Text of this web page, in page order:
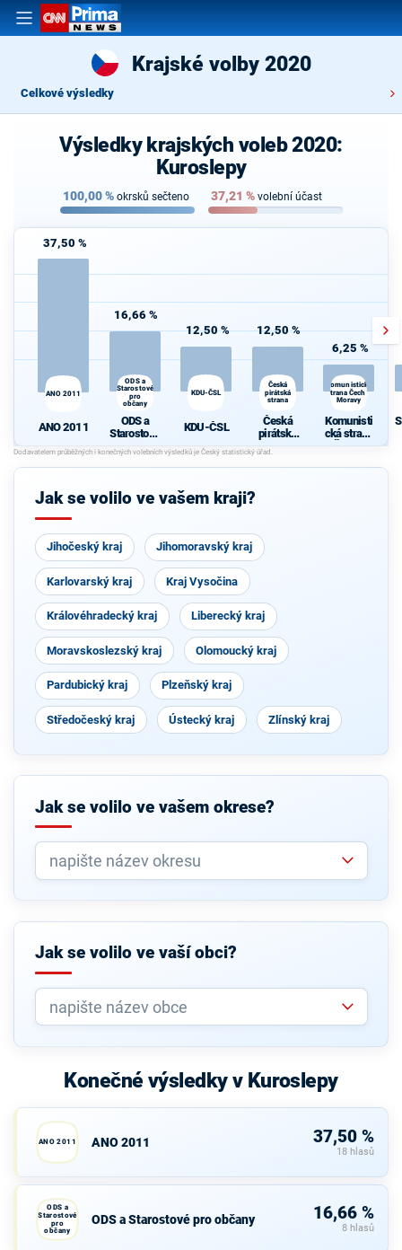
Krajské volby 2020
Celkové výsledky
Výsledky krajských voleb 2020:
Kuroslepy
100,00% okrsků sečteno 37,21 % volební účast
37,50 %
ANO 2011
ANO 2011
16,66 %
ODS a
Starostové
pro
občany
ODS a
Starostové
pro občany
12,50 %
KDU-ČSL
KDU-ČSL
12,50 %
Česká
pirátská
strana
Česká
pirátská
strana
6,25 %
Komunistická
strana Čech a
Moravy
Komunisti
cká strana
Čech a
Jak se volilo ve vašem kraji?
Jihočeský kraj Jihomoravský kraj
Karlovarský kraj Kraj Vysočina
Královéhradecký kraj Liberecký kraj
Moravskoslezský kraj Olomoucký kraj
Pardubický kraj Plzeňský kraj
Středočeský kraj Ústecký kraj Zlínský kraj
Jak se volilo ve vašem okrese?
Jak se volilo ve vaší obci?
Konečné výsledky v Kuroslepy
ANO 2011 ANO 2011 37,50 %
18 hlasů
ODS a
Starostové
pro
občany
ODS a Starostové pro občany 16,66 %
8 hlasů